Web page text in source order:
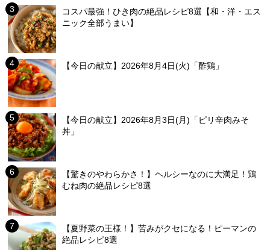
コスパ最強！ひき肉の絶品レシピ8選【和・洋・エス
ニック全部うまい】
【今日の献立】2026年8月4日(火)「酢鶏」
【今日の献立】2026年8月3日(月)「ピリ辛肉みそ
丼」
【驚きのやわらかさ！】ヘルシーなのに大満足！鶏
むね肉の絶品レシピ8選
【夏野菜の王様！】苦みがクセになる！ピーマンの
絶品レシピ8選